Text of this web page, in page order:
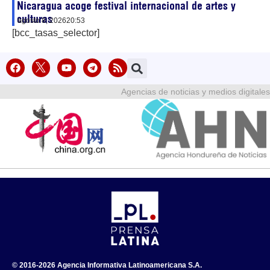
Nicaragua acoge festival internacional de artes y
culturas
agosto 8, 202620:53
[bcc_tasas_selector]
Agencias de noticias y medios digitales
© 2016-2026 Agencia Informativa Latinoamericana S.A.